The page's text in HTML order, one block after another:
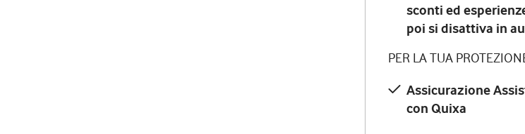
sconti ed
poi si disattiva in
PER LA TUA
Assicurazione
con Quixa